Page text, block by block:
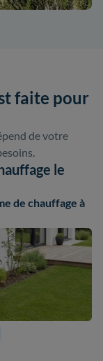
faite pour
de votre
le
de chauffage à